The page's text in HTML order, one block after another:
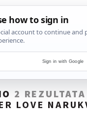
2 REZULTATA
LOVE
Sign in with Google